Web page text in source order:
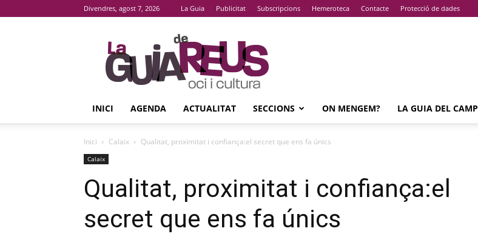
Divendres, agost 7, 2026 La Guia Publicitat Subscripcions Hemeroteca Contacte Protecció de dades
La
Guia
De
Reus
INICI AGENDA ACTUALITAT SECCIONS ON MENGEM? LA GUIA DEL CAMP
Inici Calaix Qualitat, proximitat i confiança:el secret que ens fa únics
Calaix
Qualitat, proximitat i confiança:el
secret que ens fa únics